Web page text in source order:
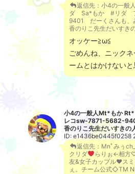
返信先：小4の一般
ダ Sa*もか #リダ
9401 だーくさんも、
香のりこ先生だいすき
オッケー≧ω≦
ごめんね、ニック
ームとはかけないと
小4の一般人Mt*もか
レコsw-7871-5682-
香のりこ先生だいすきの
ID: e1436be0445f0258
返信先：Mnﾟみぅ
クリダ
らりぉ←相方
友&女子カップル♥ス
ぇ。チーム公式◇TM